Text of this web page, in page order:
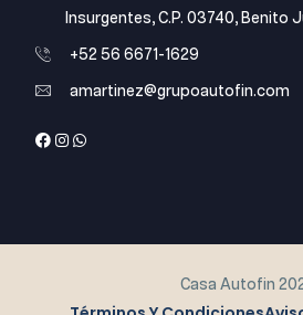
Insurgentes, C.P. 03740, Benito
+52 56 6671-1629
amartinez@grupoautofin.com
Casa Autofin